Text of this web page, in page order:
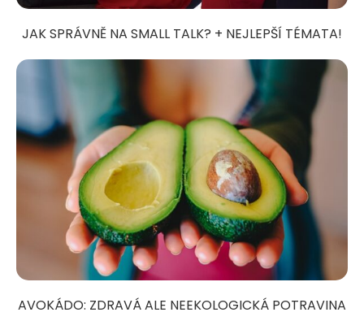
JAK SPRÁVNĚ NA SMALL TALK? + NEJLEPŠÍ TÉMATA!
AVOKÁDO: ZDRAVÁ ALE NEEKOLOGICKÁ POTRAVINA